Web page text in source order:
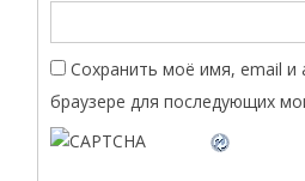
Сохранить моё имя, email и
браузере для последующих